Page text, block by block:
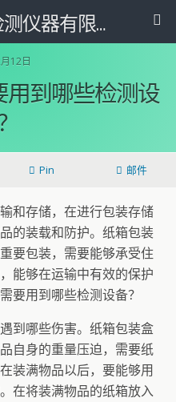
东莞市科赛德检测仪器有限公司
12日
到哪些检测设
Pin 邮件
和存储，在进行包装存储
的装载和防护。纸箱包装
要包装，需要能够承受住
能够在运输中有效的保护
要用到哪些检测设备？
到哪些伤害。纸箱包装盒
自身的重量压迫，需要纸
装满物品以后，要能够用
在将装满物品的纸箱放入